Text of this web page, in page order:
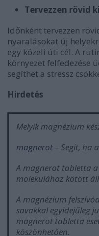
Tervezzen rövid
Időnként tervezzen
nyaralásokat új
egy közeli úti cél. A
környezet felfedezése
segíthet a stressz
Hirdetés
Melyik magnézium
magnerot – Segít, ha
A magnerot tabletta
molekulához kötött
A magnézium
savakkal egyidejűleg
magnerot tabletta
köszönhetően.